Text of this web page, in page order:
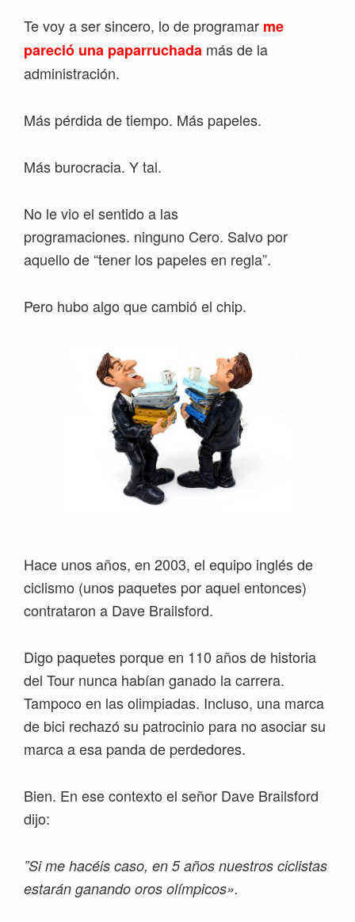
Te voy a ser sincero, lo de programar me
pareció una paparruchada más de la
administración.
Más pérdida de tiempo. Más papeles.
Más burocracia. Y tal.
No le vio el sentido a las
programaciones. ninguno Cero. Salvo por
aquello de “tener los papeles en regla”.
Pero hubo algo que cambió el chip.
Hace unos años, en 2003, el equipo inglés de
ciclismo (unos paquetes por aquel entonces)
contrataron a Dave Brailsford.
Digo paquetes porque en 110 años de historia
del Tour nunca habían ganado la carrera.
Tampoco en las olimpiadas. Incluso, una marca
de bici rechazó su patrocinio para no asociar su
marca a esa panda de perdedores.
Bien. En ese contexto el señor Dave Brailsford
dijo:
”Si me hacéis caso, en 5 años nuestros ciclistas
estarán ganando oros olímpicos».